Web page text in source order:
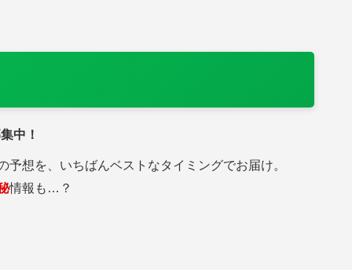
中！
予想を、いちばんベストなタイミングでお届け。
情報も…？